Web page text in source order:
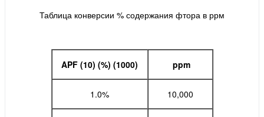
Таблица конверсии % содержания фтора в ррм
APF (10) (%) (1000) ppm
1.0% 10,000